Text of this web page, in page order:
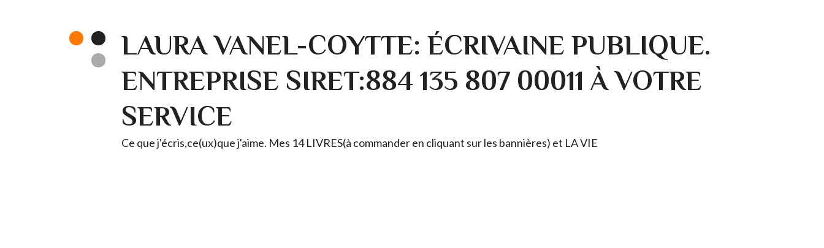
LAURA VANEL-COYTTE: ÉCRIVAINE PUBLIQUE.
ENTREPRISE SIRET:884 135 807 00011 À VOTRE
SERVICE
Ce que j'écris,ce(ux)que j'aime. Mes 14 LIVRES(à commander en cliquant sur les bannières) et LA VIE